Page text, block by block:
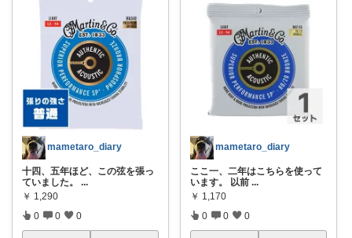
mametaro_diary
十四、五年ほど、この弦を張っ
ていました。 ...
￥ 1,290
0 0 0
mametaro_diary
ここ一、二年はこちらを使って
います。 以前 ...
￥ 1,170
0 0 0